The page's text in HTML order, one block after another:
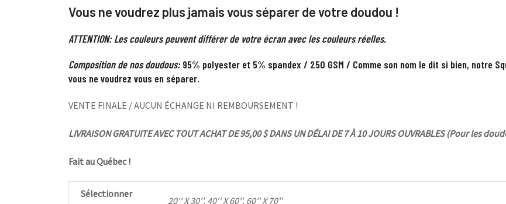
Vous ne voudrez plus jamais vous séparer de votre doudou !
ATTENTION: Les couleurs peuvent différer de votre écran avec les couleurs réelles.
Composition de nos doudous:95% polyester et 5% spandex / 250 GSM / Comme son nom le dit si bien, notre
vous ne voudrez vous en séparer.
VENTE FINALE / AUCUN ÉCHANGE NI REMBOURSEMENT !
LIVRAISON GRATUITE AVEC TOUT ACHAT DE 95,00 $ DANS UN DÉLAI DE 7 À 10 JOURS OUVRABLES (Pour les
Fait au Québec !
Sélectionner
20'' X 30'', 40'' X 60'', 60'' X 70''